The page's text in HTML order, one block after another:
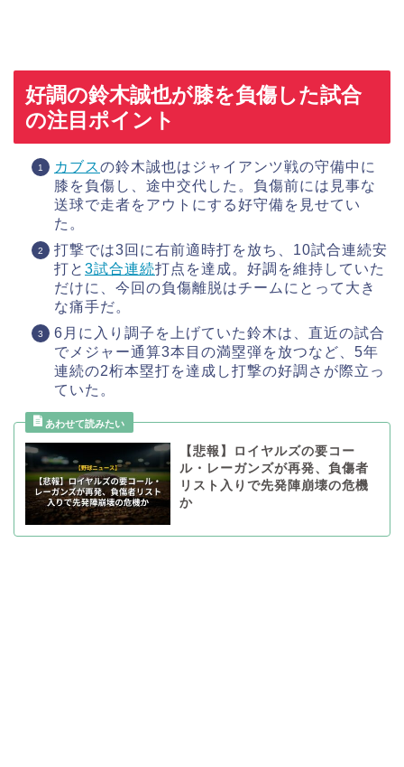
好調の鈴木誠也が膝を負傷した試合
の注目ポイント
カブスの鈴木誠也はジャイアンツ戦の守備中に
膝を負傷し、途中交代した。負傷前には見事な
送球で走者をアウトにする好守備を見せてい
た。
打撃では3回に右前適時打を放ち、10試合連続安
打と 3試合連続打点を達成。好調を維持していた
だけに、今回の負傷離脱はチームにとって大き
な痛手だ。
6月に入り調子を上げていた鈴木は、直近の試合
でメジャー通算3本目の満塁弾を放つなど、5年
連続の2桁本塁打を達成し打撃の好調さが際立っ
ていた。
【悲報】ロイヤルズの要コー
ル・レーガンズが再発、負傷者
リスト入りで先発陣崩壊の危機
か